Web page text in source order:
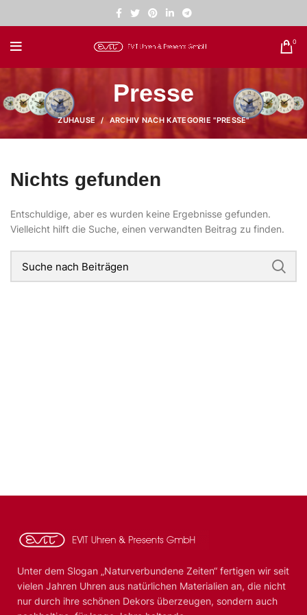
0
Presse
ZUHAUSE ARCHIV NACH KATEGORIE "PRESSE"
Nichts gefunden
Entschuldige, aber es wurden keine Ergebnisse gefunden.
Vielleicht hilft die Suche, einen verwandten Beitrag zu finden.
Unter dem Slogan „Naturverbundene Zeiten“ fertigen wir seit
vielen Jahren Uhren aus natürlichen Materialien an, die nicht
nur durch ihre schönen Dekors überzeugen, sondern auch